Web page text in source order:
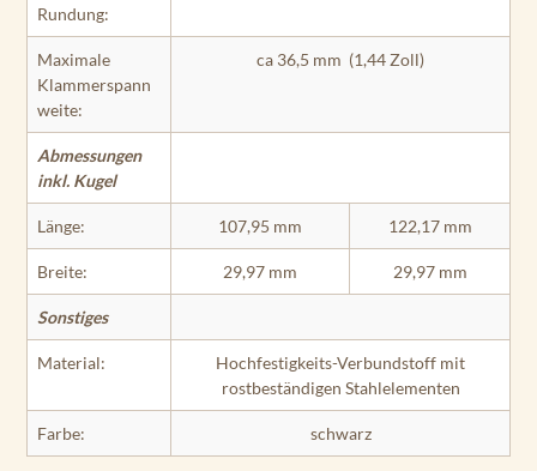
Rundung:
Maximale
Klammerspann
weite:
ca 36,5 mm (1,44 Zoll)
Abmessungen
inkl. Kugel
Länge: 107,95 mm 122,17 mm
Breite: 29,97 mm 29,97 mm
Sonstiges
Material:
Hochfestigkeits-Verbundstoff mit
rostbeständigen Stahlelementen
Farbe: schwarz